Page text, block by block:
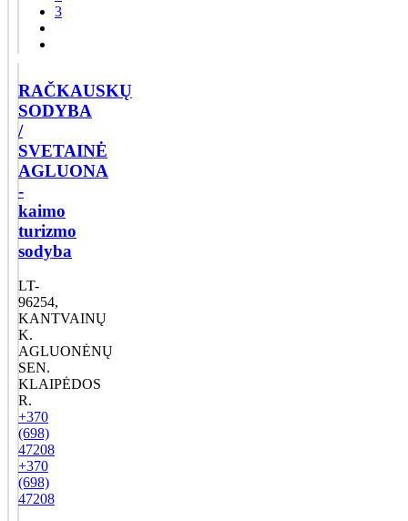
3
RAČKAUSKŲ
SODYBA
/
SVETAINĖ
AGLUONA
-
kaimo
turizmo
sodyba
LT-
96254,
KANTVAINŲ
K.
AGLUONĖNŲ
SEN.
KLAIPĖDOS
R.
+370
(698)
47208
+370
(698)
47208